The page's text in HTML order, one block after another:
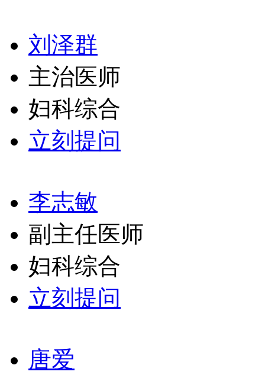
刘泽群
主治医师
妇科综合
立刻提问
李志敏
副主任医师
妇科综合
立刻提问
唐爱